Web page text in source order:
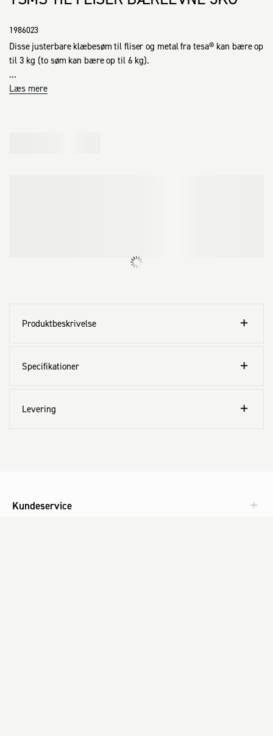
1986023
Disse justerbare klæbesøm til fliser og metal fra tesa® kan bære op
til 3 kg (to søm kan bære op til 6 kg).
De er perfekte til sikker montering af billedrammer og andre flade
Læs mere
Produktbeskrivelse
Specifikationer
Levering
Kundeservice